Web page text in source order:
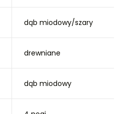
dąb miodowy/szary
drewniane
dąb miodowy